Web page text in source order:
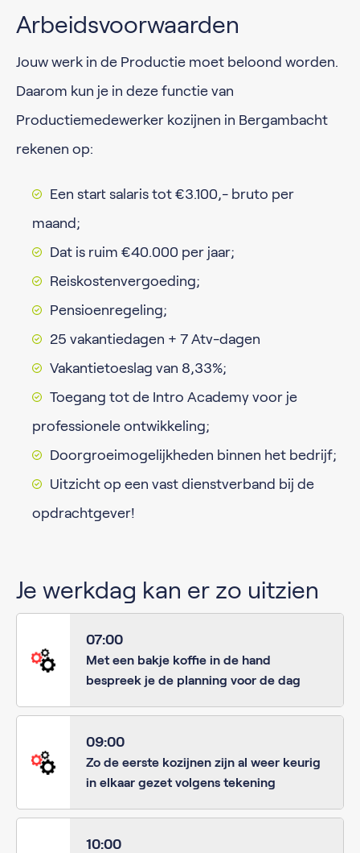
Arbeidsvoorwaarden
Jouw werk in de Productie moet beloond worden.
Daarom kun je in deze functie van
Productiemedewerker kozijnen in Bergambacht
rekenen op:
Een start salaris tot €3.100,- bruto per
maand;
Dat is ruim €40.000 per jaar;
Reiskostenvergoeding;
Pensioenregeling;
25 vakantiedagen + 7 Atv-dagen
Vakantietoeslag van 8,33%;
Toegang tot de Intro Academy voor je
professionele ontwikkeling;
Doorgroeimogelijkheden binnen het bedrijf;
Uitzicht op een vast dienstverband bij de
opdrachtgever!
Je werkdag kan er zo uitzien
07:00
Met een bakje koffie in de hand
bespreek je de planning voor de dag
09:00
Zo de eerste kozijnen zijn al weer keurig
in elkaar gezet volgens tekening
10:00